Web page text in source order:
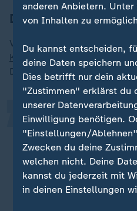
Datenmenge steigt
Vor allem Anwendungen
Künstliche Intelligenz
oder
Datenmengen nach oben.
Eine
Infrastruktur ist
die
Unternehmen.
„
Janine Jahreiß, Digitalverband
anderen Anbietern. Unter
von Inhalten zu
Du kannst entscheiden,
deine Daten speichern
Dies betrifft nur dein
"Zustimmen" erklärst du
unserer
Einwilligung benötigen.
"Einstellungen/
Zwecken du deine
welchen nicht. Deine
kannst du jederzeit mit
in deinen Einstellungen